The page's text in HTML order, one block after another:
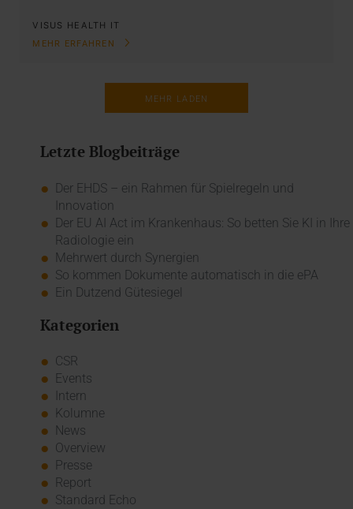
VISUS HEALTH IT
MEHR ERFAHREN
MEHR LADEN
Letzte Blogbeiträge
Der EHDS – ein Rahmen für Spielregeln und
Innovation
Der EU AI Act im Krankenhaus: So betten Sie KI in Ihre
Radiologie ein
Mehrwert durch Synergien
So kommen Dokumente automatisch in die ePA
Ein Dutzend Gütesiegel
Kategorien
CSR
Events
Intern
Kolumne
News
Overview
Presse
Report
Standard Echo